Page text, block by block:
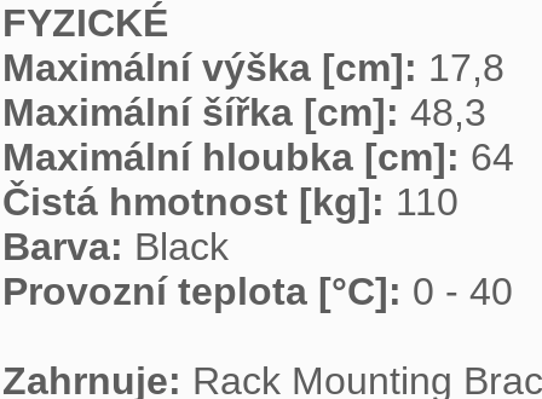
FYZICKÉ
Maximální výška [cm]:
Maximální šířka [cm]:
Maximální hloubka [cm]:
Čistá hmotnost [kg]:
Barva:
Provozní teplota [°C]: 0 - 40
Zahrnuje: Rack Mounting